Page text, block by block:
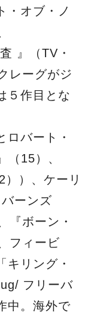
・オブ・ノ
』（TV・
レーグがジ
５作目とな
ロバート・
（15）、
））、ケーリ
ーンズ
『ボーン・
フィービ
キリング・
フリーバ
中。海外で